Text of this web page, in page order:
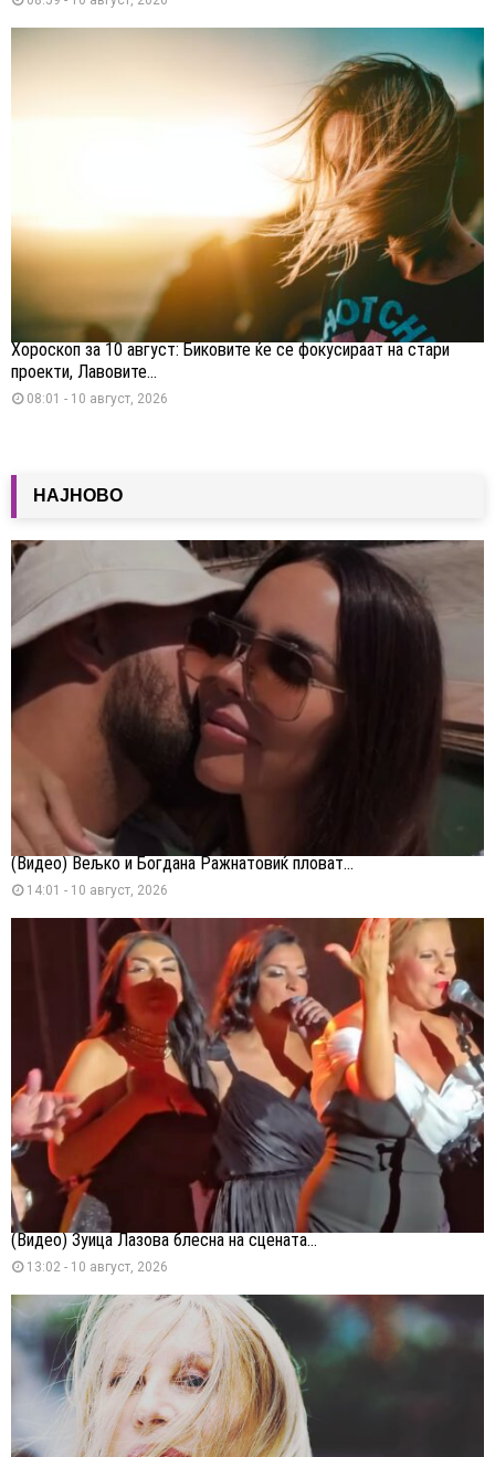
Хороскоп за 10 август: Биковите ќе се фокусираат на стари
проекти, Лавовите...
08:01 - 10 август, 2026
НАЈНОВО
(Видео) Вељко и Богдана Ражнатовиќ пловат...
14:01 - 10 август, 2026
(Видео) Зуица Лазова блесна на сцената...
13:02 - 10 август, 2026